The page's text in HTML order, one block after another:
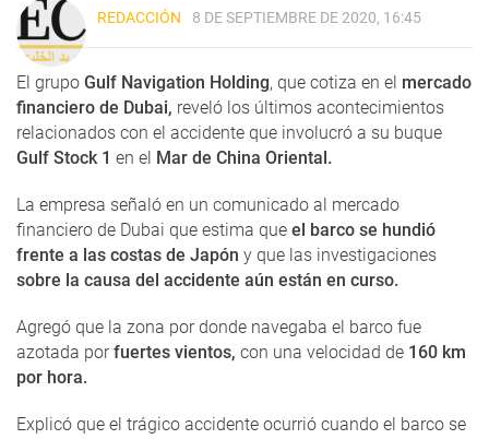
REDACCIÓN 8 DE SEPTIEMBRE DE 2020, 16:45
El grupo Gulf Navigation Holding, que cotiza en el mercado
financiero de Dubai, reveló los últimos acontecimientos
relacionados con el accidente que involucró a su buque
Gulf Stock 1 en el Mar de China Oriental.
La empresa señaló en un comunicado al mercado
financiero de Dubai que estima que el barco se hundió
frente a las costas de Japón y que las investigaciones
sobre la causa del accidente aún están en curso.
Agregó que la zona por donde navegaba el barco fue
azotada porfuertes vientos, con una velocidad de 160 km
por hora.
Explicó que el trágico accidente ocurrió cuando el barco se